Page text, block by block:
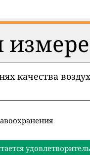
качества